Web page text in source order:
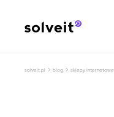
solveit.pl › blog › sklepy internetowe